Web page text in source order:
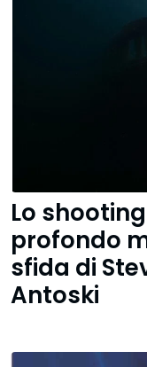
Lo
profondo
sfida di
Antoski